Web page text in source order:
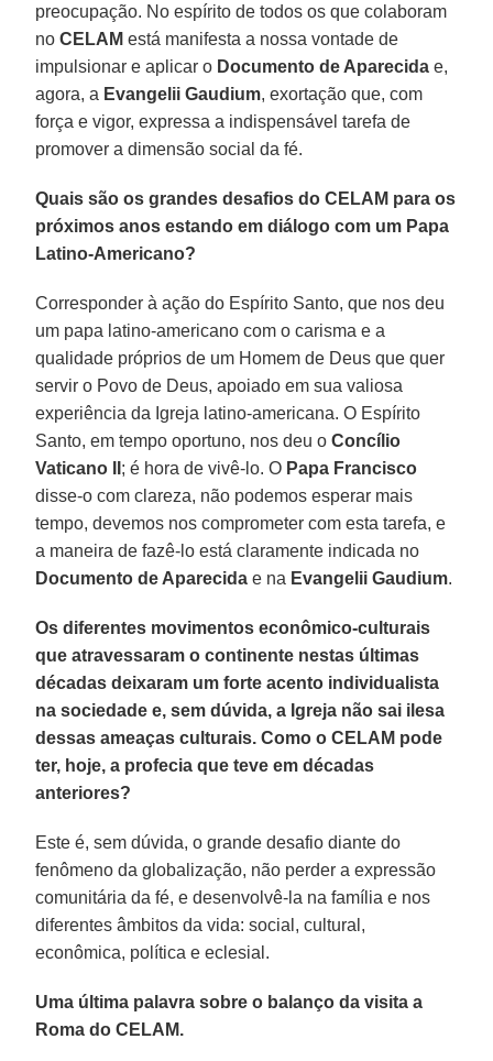
preocupação. No espírito de todos os que colaboram
noCELAM está manifesta a nossa vontade de
impulsionar e aplicar o Documento de Aparecida e,
agora, a Evangelii Gaudium, exortação que, com
força e vigor, expressa a indispensável tarefa de
promover a dimensão social da fé.
Quais são os grandes desafios do CELAM para os
próximos anos estando em diálogo com um Papa
Latino-Americano?
Corresponder à ação do Espírito Santo, que nos deu
um papa latino-americano com o carisma e a
qualidade próprios de um Homem de Deus que quer
servir o Povo de Deus, apoiado em sua valiosa
experiência da Igreja latino-americana. O Espírito
Santo, em tempo oportuno, nos deu oConcílio
Vaticano II ; é hora de vivê-lo. O Papa Francisco
disse-o com clareza, não podemos esperar mais
tempo, devemos nos comprometer com esta tarefa, e
a maneira de fazê-lo está claramente indicada no
Documento de Aparecida e na Evangelii Gaudium.
Os diferentes movimentos econômico-culturais
que atravessaram o continente nestas últimas
décadas deixaram um forte acento individualista
na sociedade e, sem dúvida, a Igreja não sai ilesa
dessas ameaças culturais. Como o CELAM pode
ter, hoje, a profecia que teve em décadas
anteriores?
Este é, sem dúvida, o grande desafio diante do
fenômeno da globalização, não perder a expressão
comunitária da fé, e desenvolvê-la na família e nos
diferentes âmbitos da vida: social, cultural,
econômica, política e eclesial.
Uma última palavra sobre o balanço da visita a
Roma do CELAM.